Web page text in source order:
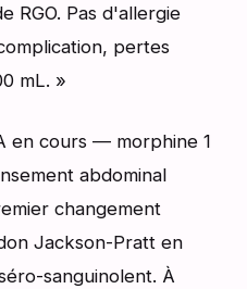
RGO. Pas d'allergie
pertes
mL. »
en cours — morphine 1
abdominal
changement
Jackson-Pratt en
sanguinolent. À